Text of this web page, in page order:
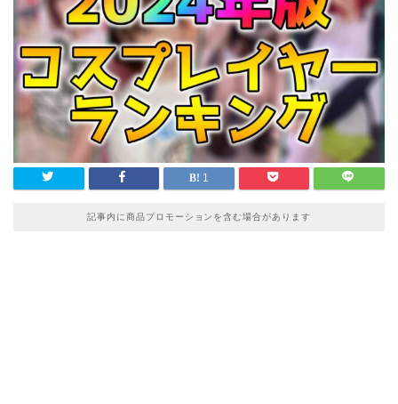
1
記事内に商品プロモーションを含む場合があります